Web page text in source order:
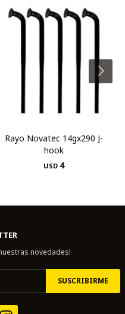
Rayo Novatec 14gx290 J-
hook
USD 4
novedades!
SUSCRIBIRME